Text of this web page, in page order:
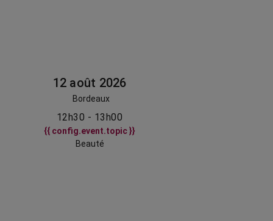
12 août 2026
Bordeaux
12h30 - 13h00
{{ config.event.topic }}
Beauté